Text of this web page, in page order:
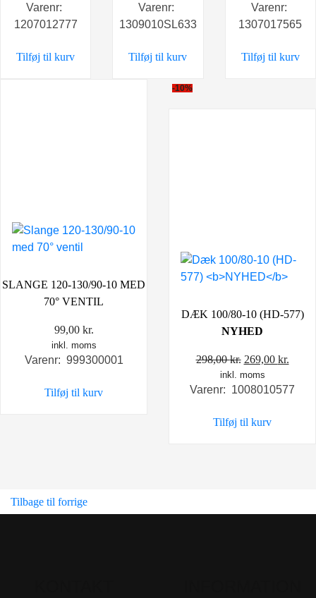
pris
var:
er:
Varenr:
1207012777
Tilføj til kurv
pris
var:
er:
Varenr:
1309010SL633
Tilføj til kurv
pris
var:
er:
Varenr:
1307017565
Tilføj til kurv
SLANGE 120-130/90-10 MED
70° VENTIL
99,00 kr.
inkl. moms
Varenr: 999300001
Tilføj til kurv
-10%
DÆK 100/80-10 (HD-577)
NYHED
298,00kr. Den
oprindelige
pris
298,00 kr..
269,00 kr.
pris
inkl. moms
Varenr: 1008010577
Tilføj til kurv
Tilbage til forrige